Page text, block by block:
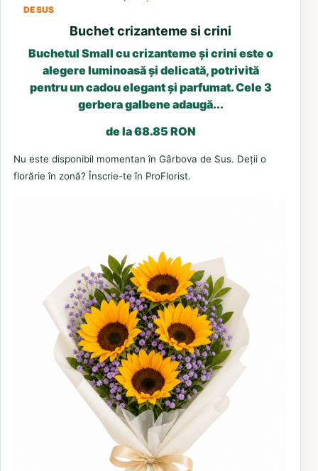
DE SUS
Buchet crizanteme si crini
Buchetul Small cu crizanteme și crini este o
alegere luminoasă și delicată, potrivită
pentru un cadou elegant și parfumat. Cele 3
gerbera galbene adaugă...
de la 68.85 RON
Nu este disponibil momentan în Gârbova de Sus. Deții o
florărie în zonă? Înscrie-te în ProFlorist.